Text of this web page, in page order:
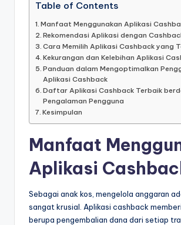
Table of Contents
Manfaat Menggunakan Aplikasi
Rekomendasi Aplikasi dengan
Cara Memilih Aplikasi Cashback yang
Kekurangan dan Kelebihan Aplikasi
Panduan dalam Mengoptimalkan
Aplikasi Cashback
Daftar Aplikasi Cashback Terbaik
Pengalaman Pengguna
Kesimpulan
Manfaat
Aplikasi
Sebagai anak kos, mengelola anggaran
sangat krusial. Aplikasi cashback
berupa pengembalian dana dari setiap